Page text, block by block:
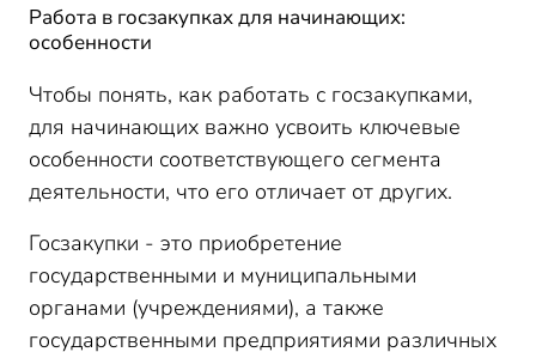
Работа в госзакупках для начинающих:
особенности
Чтобы понять, как работать с госзакупками,
для начинающих важно усвоить ключевые
особенности соответствующего сегмента
деятельности, что его отличает от других.
Госзакупки - это приобретение
государственными и муниципальными
органами (учреждениями), а также
государственными предприятиями различных